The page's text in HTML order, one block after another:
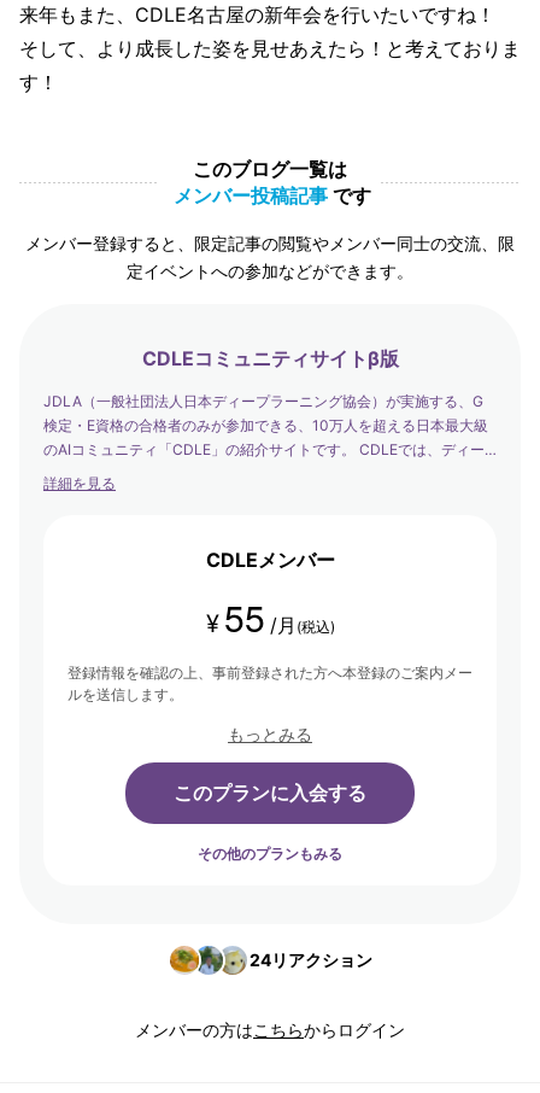
来年もまた、CDLE名古屋の新年会を行いたいですね！
そして、より成長した姿を見せあえたら！と考えておりま
す！
このブログ一覧は
メンバー投稿記事 です
メンバー登録すると、限定記事の閲覧やメンバー同士の交流、限
定イベントへの参加などができます。
CDLEコミュニティサイトβ版
JDLA（一般社団法人日本ディープラーニング協会）が実施する、G
検定・E資格の合格者のみが参加できる、10万人を超える日本最大級
のAIコミュニティ「CDLE」の紹介サイトです。 CDLEでは、ディー
プラーニングの社会実装の日本代表として、社会を発展させるエバン
ジェリストたちが集まり、学び合い・アウトプットする場を提供して
詳細を見る
CDLEメンバー
¥ 55 /月 (税込)
登録情報を確認の上、事前登録された方へ本登録のご案内メー
ルを送信します。
もっとみる
このプランに入会する
その他のプランもみる
24リアクション
メンバーの方はこちらからログイン